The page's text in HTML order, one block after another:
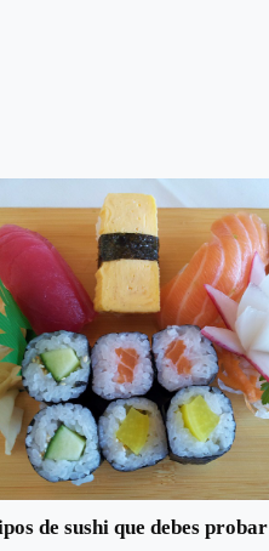
de sushi que debes probar